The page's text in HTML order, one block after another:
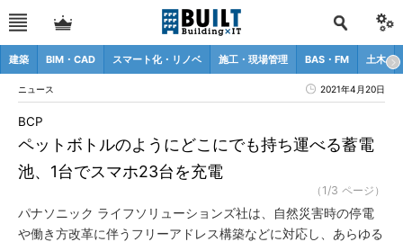
建築 BIM・CAD スマート化・リノベ 施工・現場管理 BAS・FM 土木
ニュース 2021年4月20日
ペットボトルのようにどこにでも持ち運べる蓄電
池、1台でスマホ23台を充電
BCP
（1/3 ページ）
パナソニック ライフソリューションズ社は、自然災害時の停電
や働き方改革に伴うフリーアドレス構築などに対応し、あらゆる